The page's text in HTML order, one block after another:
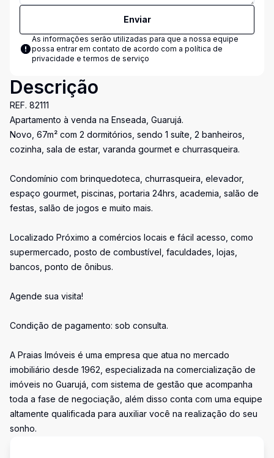
Enviar
As informações serão utilizadas para que a nossa equipe
possa entrar em contato de acordo com a política de
privacidade e termos de serviço
Descrição
REF. 82111
Apartamento à venda na Enseada, Guarujá.
Novo, 67m² com 2 dormitórios, sendo 1 suíte, 2 banheiros,
cozinha, sala de estar, varanda gourmet e churrasqueira.
Condomínio com brinquedoteca, churrasqueira, elevador,
espaço gourmet, piscinas, portaria 24hrs, academia, salão de
festas, salão de jogos e muito mais.
Localizado Próximo a comércios locais e fácil acesso, como
supermercado, posto de combustível, faculdades, lojas,
bancos, ponto de ônibus.
Agende sua visita!
Condição de pagamento: sob consulta.
A Praias Imóveis é uma empresa que atua no mercado
imobiliário desde 1962, especializada na comercialização de
imóveis no Guarujá, com sistema de gestão que acompanha
toda a fase de negociação, além disso conta com uma equipe
altamente qualificada para auxiliar você na realização do seu
sonho.